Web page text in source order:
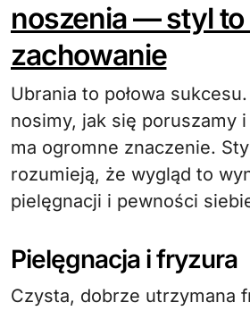
noszenia — styl to
zachowanie
Ubrania to połowa
nosimy, jak się poruszamy
ma ogromne znaczenie.
rozumieją, że wygląd to
pielęgnacji i pewności
Pielęgnacja i fryzura
Czysta, dobrze utrzymana